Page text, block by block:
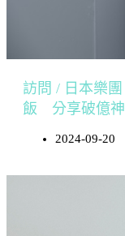
訪問 / 日本樂
飯 分享破億神
2024-09-20